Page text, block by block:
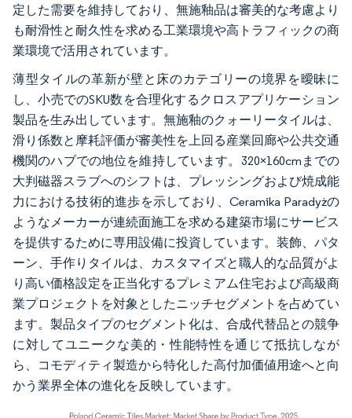
定した需要を維持しており、無施釉品は審美的な考慮より
も耐滑性と耐久性を求める工業環境や高トラフィックの商
業環境で活用されています。
薄型タイルの革新が壁と床のカテゴリーの境界を曖昧に
し、小売でのSKU数を合理化するクロスアプリケーション
製品を生み出しています。無施釉のクォーリータイルは、
滑り係数と摩耗評価が審美性を上回る産業回廊や公共交通
機関のハブでの地位を維持しています。320×160cmまでの
大判磁器スラブへのシフトは、プレッシングおよび焼成能
力における技術的進歩を示しており、Ceramika Paradyżの
ようなメーカーが連続面施工を求める建築市場にサービス
を提供するために専用設備に投資しています。装飾、パタ
ーン、手作りタイルは、カスタマイズと職人的な品質がよ
り高い価格設定を正当化するプレミアム住宅および高級商
業プロジェクトを対象としたニッチセグメントを占めてい
ます。製品タイプのセグメント化は、合成代替品との競争
に対してユニークな美的・性能特性を通じて抵抗しなが
ら、コモディティ製造から特化した高付加価値用途へと向
かう業界全体の進化を反映しています。